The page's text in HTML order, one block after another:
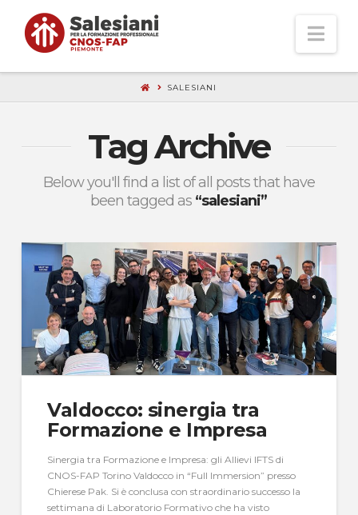
SALESIANI
Tag Archive
Below you'll find a list of all posts that have
been tagged as “salesiani”
Valdocco: sinergia tra
Formazione e Impresa
Sinergia tra Formazione e Impresa: gli Allievi IFTS di
CNOS-FAP Torino Valdocco in “Full Immersion” presso
Chierese Pak. Si è conclusa con straordinario successo la
settimana di Laboratorio Formativo che ha visto